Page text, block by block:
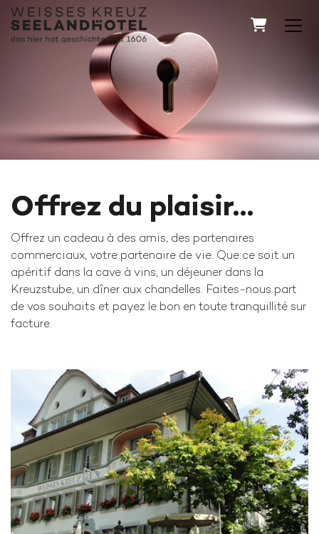
Panier
Offrez du plaisir…
Offrez un cadeau à des amis, des partenaires
commerciaux, votre partenaire de vie. Que ce soit un
apéritif dans la cave à vins, un déjeuner dans la
Kreuzstube, un dîner aux chandelles. Faites-nous part
de vos souhaits et payez le bon en toute tranquillité sur
facture.